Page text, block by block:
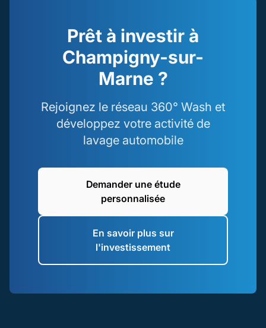
Prêt à investir à
Champigny-sur-
Marne ?
Rejoignez le réseau 360° Wash et
développez votre activité de
lavage automobile
Demander une étude
personnalisée
En savoir plus sur
l'investissement